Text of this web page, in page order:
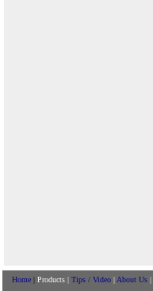
Home | Products | Tips / Video | About Us |